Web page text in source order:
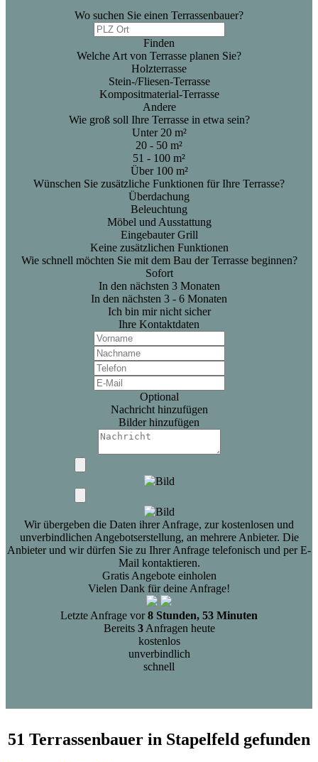
Wo suchen Sie einen Terrassenbauer?
Finden
Welche Art von Terrasse planen Sie?
Holzterrasse
Stein-/Fliesen-Terrasse
Kompositmaterial-Terrasse
Andere
Wie groß soll Ihre Terrasse in etwa sein?
Unter 20 m²
20 - 50 m²
51 - 100 m²
Über 100 m²
Wünschen Sie zusätzliche Funktionen für Ihre Terrasse?
Überdachung
Beleuchtung
Möbel und Ausstattung
Eingebauter Grill
Keine zusätzlichen Funktionen
Wie schnell möchten Sie mit dem Bau der Terrasse beginnen?
Sofort
In den nächsten 3 Monaten
In den nächsten 3 - 6 Monaten
Ich bin mir nicht sicher
Ihre Kontaktdaten
Optional
Nachricht hinzufügen
Bilder hinzufügen
Wir übergeben die Daten ihrer Anfrage, zur kostenlosen und
unverbindlichen Angebotserstellung, an mehrere Anbieter. Die
Anbieter und wir dürfen Sie zu Ihrer Anfrage telefonisch und per E-
Mail kontaktieren.
Gratis Angebote einholen
Vielen Dank für deine Anfrage!
Letzte Anfrage vor8 Stunden, 53 Minuten
Bereits 3Anfragen heute
kostenlos
unverbindlich
schnell
51 Terrassenbauer in Stapelfeld gefunden